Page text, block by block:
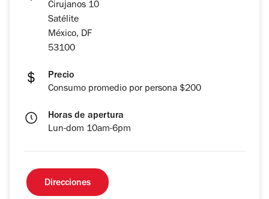
Cirujanos 10
Satélite
México, DF
53100
Precio
Consumo promedio por persona $200
Horas de apertura
Lun-dom 10am-6pm
Direcciones